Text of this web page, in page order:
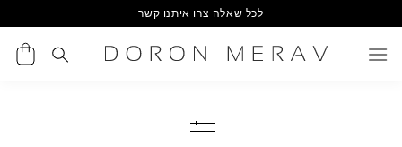
to
content
לכל שאלה צרו איתנו קשר